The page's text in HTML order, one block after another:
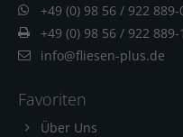
+49 (0) 98 56 / 922 889-
+49 (0) 98 56 / 922 889-
info@fliesen-plus.de
Favoriten
Über Uns